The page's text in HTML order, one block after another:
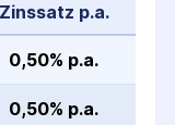
Zinssatz p.a.
0,50% p.a.
0,50% p.a.